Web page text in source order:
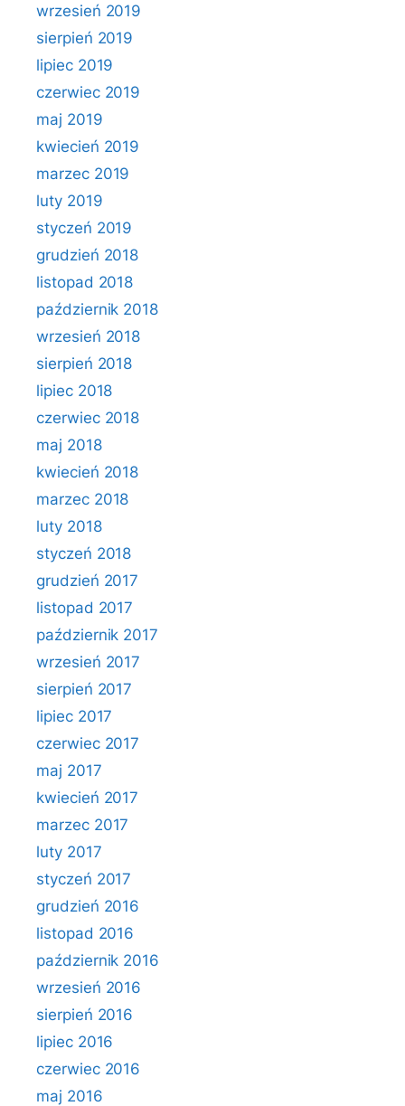
wrzesień 2019
sierpień 2019
lipiec 2019
czerwiec 2019
maj 2019
kwiecień 2019
marzec 2019
luty 2019
styczeń 2019
grudzień 2018
listopad 2018
październik 2018
wrzesień 2018
sierpień 2018
lipiec 2018
czerwiec 2018
maj 2018
kwiecień 2018
marzec 2018
luty 2018
styczeń 2018
grudzień 2017
listopad 2017
październik 2017
wrzesień 2017
sierpień 2017
lipiec 2017
czerwiec 2017
maj 2017
kwiecień 2017
marzec 2017
luty 2017
styczeń 2017
grudzień 2016
listopad 2016
październik 2016
wrzesień 2016
sierpień 2016
lipiec 2016
czerwiec 2016
maj 2016